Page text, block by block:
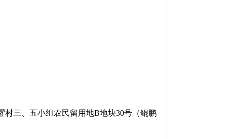
三、五小组农民留用地B地块30号（鲲鹏